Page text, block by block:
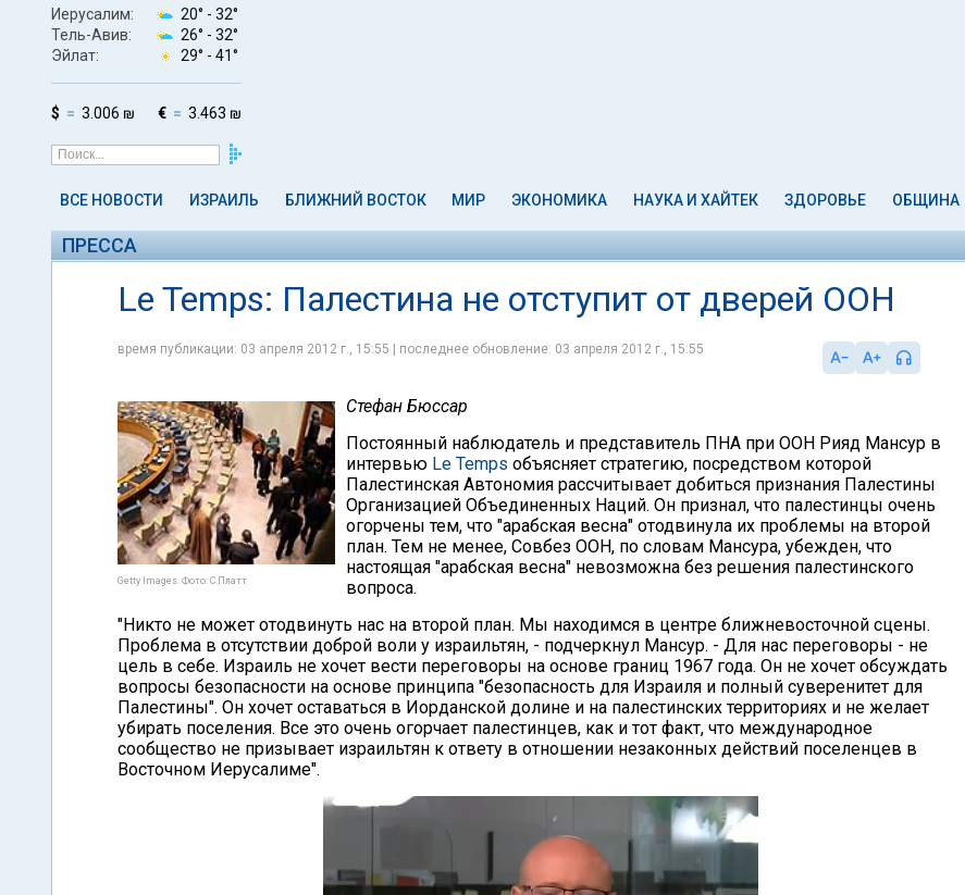
Иерусалим: 20° - 32°
Тель-Авив:
26° - 32°
Эйлат:
29° - 41°
$ 3.006 ₪ € 3.463 ₪
ВСЕ НОВОСТИ ИЗРАИЛЬ БЛИЖНИЙ ВОСТОК МИР ЭКОНОМИКА НАУКА И ХАЙТЕК ЗДОРОВЬЕ ОБЩИНА
ПРЕССА
Le Temps: Палестина не отступит от дверей ООН
время публикации: 03 апреля 2012 г., 15:55 | последнее обновление: 03 апреля 2012 г., 15:55
Getty Images. Фото: С.Платт
Стефан Бюссар
Постоянный наблюдатель и представитель ПНА при ООН Рияд Мансур в
интервью Le Temps объясняет стратегию, посредством которой
Палестинская Автономия рассчитывает добиться признания Палестины
Организацией Объединенных Наций. Он признал, что палестинцы очень
огорчены тем, что "арабская весна" отодвинула их проблемы на второй
план. Тем не менее, Совбез ООН, по словам Мансура, убежден, что
настоящая "арабская весна" невозможна без решения палестинского
вопроса.
"Никто не может отодвинуть нас на второй план. Мы находимся в центре ближневосточной сцены.
Проблема в отсутствии доброй воли у израильтян, - подчеркнул Мансур. - Для нас переговоры - не
цель в себе. Израиль не хочет вести переговоры на основе границ 1967 года. Он не хочет обсуждать
вопросы безопасности на основе принципа "безопасность для Израиля и полный суверенитет для
Палестины". Он хочет оставаться в Иорданской долине и на палестинских территориях и не желает
убирать поселения. Все это очень огорчает палестинцев, как и тот факт, что международное
сообщество не призывает израильтян к ответу в отношении незаконных действий поселенцев в
Восточном Иерусалиме".